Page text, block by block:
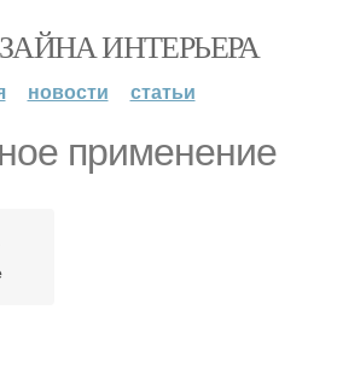
ИНТЕРЬЕРА
новости статьи
применение